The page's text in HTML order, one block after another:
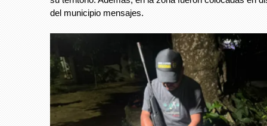
del municipio mensajes.